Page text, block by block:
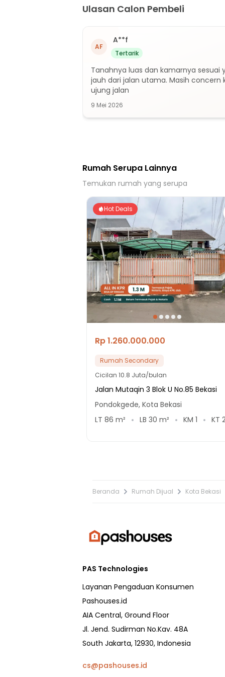
9 Menit ke Puskesmas Jati Makmur
11 Menit ke Puskesmas Jatirahayu
15 Menit ke Gerbang Tol Jatiwarna 1
15 Menit ke Gerbang Tol Jatiwarna 2
20 Menit ke Gerbang Tol Pondok Kelapa 2
14 Menit ke Gerbang Tol Pondok Gede
17 Menit ke Gerbang Tol Ramp Taman
Ulasan Calon Pembeli
AF
A**f
Tertarik
Tanahnya luas dan kamarnya sesuai
jauh dari jalan utama. Masih
ujung jalan
9 Mei 2026
Rumah Serupa Lainnya
Temukan rumah yang serupa
Hot Deals
Rp 1.260.000.000
Rumah Secondary
Cicilan 10.8 Juta/bulan
Jalan Mutaqin 3 Blok U No.85 Bekasi
Pondokgede, Kota Bekasi
LT 86 m² LB 30 m² KM 1 KT
Beranda Rumah Dijual Kota Bekasi
PAS Technologies
Layanan Pengaduan Konsumen
Pashouses.id
AIA Central, Ground Floor
Jl. Jend. Sudirman No.Kav. 48A
South Jakarta, 12930, Indonesia
cs@pashouses.id